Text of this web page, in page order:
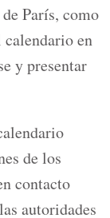
París, como
calendario en
y presentar
de los
contacto
autoridades